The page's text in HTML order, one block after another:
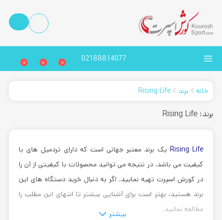
02188814077
0
0
0
خانه برند Rising Life
برند: Rising Life
Rising Life یک برند معتبر جهانی است که دارای تردمیل های با
کیفیت می باشد. در نتیجه می توانید محصولات با کیفیتی از آن را
در کورش اسپرت تهیه نمایید. اگر به دنبال خرید دستگاه های این
برند هستید، بهتر است برای آشنایی بیشتر تا انتهای این مطلب را
مطالعه نمایید.
بیشتر